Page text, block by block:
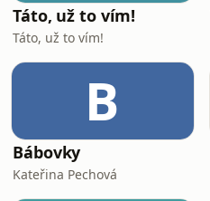
Táto, už to vím!
Táto, už to vím!
B
Bábovky
Kateřina Pechová